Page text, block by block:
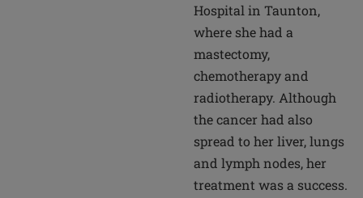
Hospital in Taunton,
where she had a
mastectomy,
chemotherapy and
radiotherapy. Although
the cancer had also
spread to her liver, lungs
and lymph nodes, her
treatment was a success.